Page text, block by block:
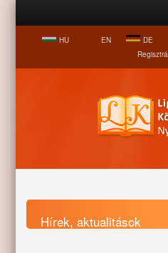
HU EN DE
Hírek, aktualitások